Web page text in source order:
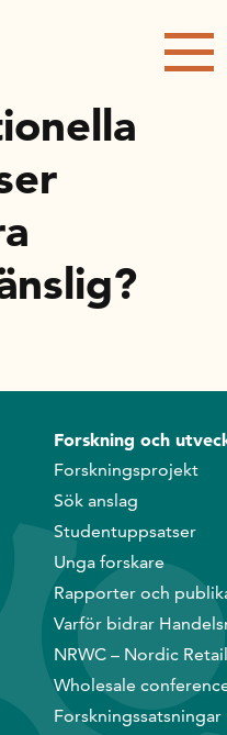
Forskning och
Forskningsprojekt
Sök anslag
Studentuppsatser
Unga forskare
Rapporter och
Varför bidrar
NRWC – Nordic
Wholesale
Forskningssatsningar